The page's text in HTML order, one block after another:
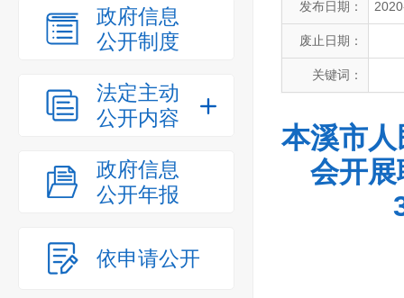
政府信息
公开制度
法定主动
公开内容
政府信息
公开年报
依申请公开
发布日期：
废止日期：
关键词：
本溪市
会开